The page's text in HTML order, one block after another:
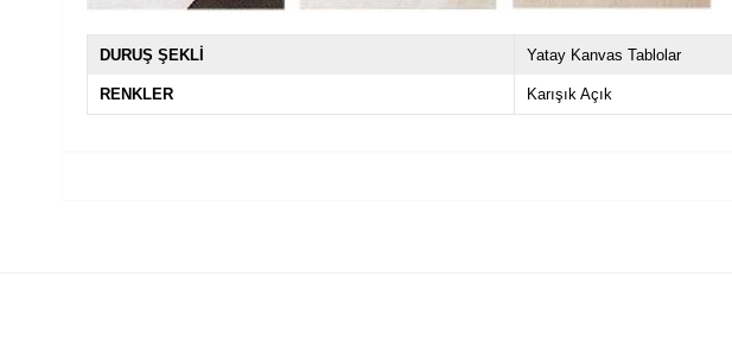
DURUŞ ŞEKLİ Yatay Kanvas Tablolar
RENKLER Karışık Açık